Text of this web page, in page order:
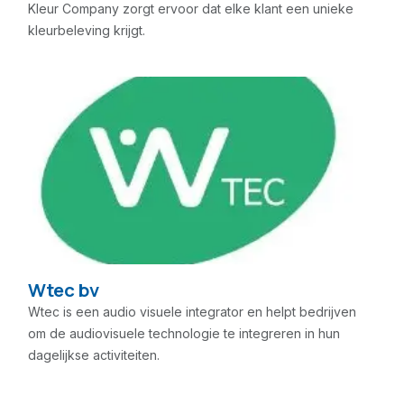
Kleur Company zorgt ervoor dat elke klant een unieke
kleurbeleving krijgt.
Wtec bv
Wtec is een audio visuele integrator en helpt bedrijven
om de audiovisuele technologie te integreren in hun
dagelijkse activiteiten.